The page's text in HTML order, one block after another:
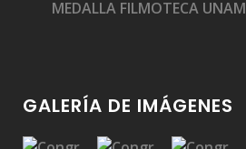
MEDALLA FILMOTECA UNAM
GALERÍA DE IMÁGENES